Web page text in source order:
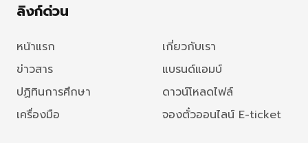
ลิงก์ด่วน
หน้าแรก
ข่าวสาร
ปฏิทินการศึกษา
เครื่องมือ
เกี่ยวกับเรา
แบรนด์แอมบ์
ดาวน์โหลดไฟล์
จองตั๋วออนไลน์ E-ticket